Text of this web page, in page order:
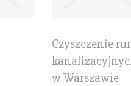
Czyszczenie rur
w Warszawie